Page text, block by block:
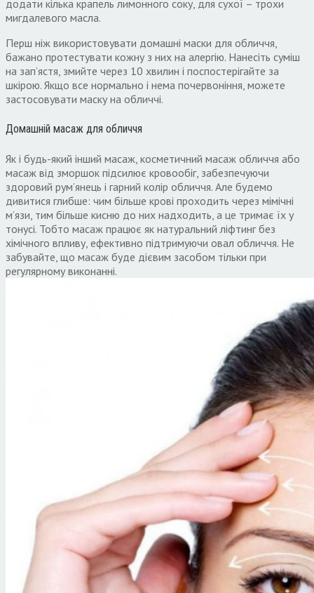
додати кілька крапель лимонного соку, для сухої – трохи
мигдалевого масла.
Перш ніж використовувати домашні маски для обличчя,
бажано протестувати кожну з них на алергію. Нанесіть суміш
на зап’ястя, змийте через 10 хвилин і поспостерігайте за
шкірою. Якщо все нормально і нема почервоніння, можете
застосовувати маску на обличчі.
Домашній масаж для обличчя
Як і будь-який інший масаж, косметичний масаж обличчя або
масаж від зморшок підсилює кровообіг, забезпечуючи
здоровий рум’янець і гарний колір обличчя. Але будемо
дивитися глибше: чим більше крові проходить через мімічні
м’язи, тим більше кисню до них надходить, а це тримає їх у
тонусі. Тобто масаж працює як натуральний ліфтинг без
хімічного впливу, ефективно підтримуючи овал обличчя. Не
забувайте, що масаж буде дієвим засобом тільки при
регулярному виконанні.